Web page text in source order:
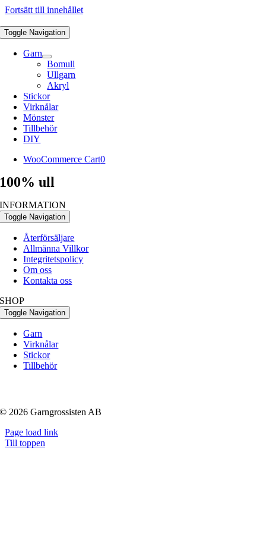
Fortsätt till innehållet
Toggle Navigation
Garn
Bomull
Ullgarn
Akryl
Stickor
Virknålar
Mönster
Tillbehör
DIY
WooCommerce Cart0
100% ull
INFORMATION
Toggle Navigation
Återförsäljare
Allmänna Villkor
Integritetspolicy
Om oss
Kontakta oss
SHOP
Toggle Navigation
Garn
Virknålar
Stickor
Tillbehör
© 2026 Garngrossisten AB
Page load link
Till toppen